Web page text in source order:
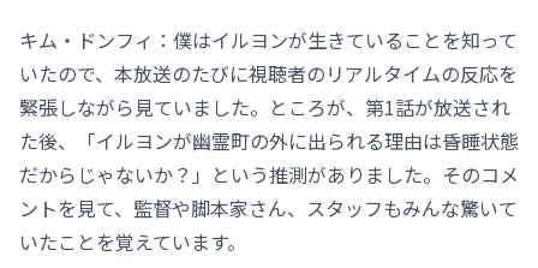
キム・ドンフィ：僕はイルヨンが生きていることを知って
いたので、本放送のたびに視聴者のリアルタイムの反応を
緊張しながら見ていました。ところが、第1話が放送され
た後、「イルヨンが幽霊町の外に出られる理由は昏睡状態
だからじゃないか？」という推測がありました。そのコメ
ントを見て、監督や脚本家さん、スタッフもみんな驚いて
いたことを覚えています。